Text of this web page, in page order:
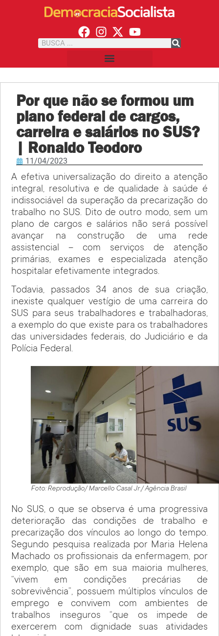
Por que não se formou um
plano federal de cargos,
carreira e salários no SUS?
| Ronaldo Teodoro
11/04/2023
A efetiva universalização do direito a atenção
integral, resolutiva e de qualidade à saúde é
indissociável da superação da precarização do
trabalho no SUS. Dito de outro modo, sem um
plano de cargos e salários não será possível
avançar na construção de uma rede
assistencial – com serviços de atenção
primárias, exames e especializada atenção
hospitalar efetivamente integrados.
Todavia, passados 34 anos de sua criação,
inexiste qualquer vestígio de uma carreira do
SUS para seus trabalhadores e trabalhadoras,
a exemplo do que existe para os trabalhadores
das universidades federais, do Judiciário e da
Polícia Federal.
Foto: Reprodução/ Marcello Casal Jr./ Agência Brasil
No SUS, o que se observa é uma progressiva
deterioração das condições de trabalho e
precarização dos vínculos ao longo do tempo.
Segundo pesquisa realizada por Maria Helena
Machado os profissionais da enfermagem, por
exemplo, que são em sua maioria mulheres,
“vivem em condições precárias de
sobrevivência”, possuem múltiplos vínculos de
emprego e convivem com ambientes de
trabalhos inseguros “que os impede de
exercerem com dignidade suas atividades